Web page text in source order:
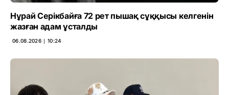
Нұрай Серікбайға 72 рет пышақ сұққысы келгенін
жазған адам ұсталды
06.08.2026 ∣ 10:24